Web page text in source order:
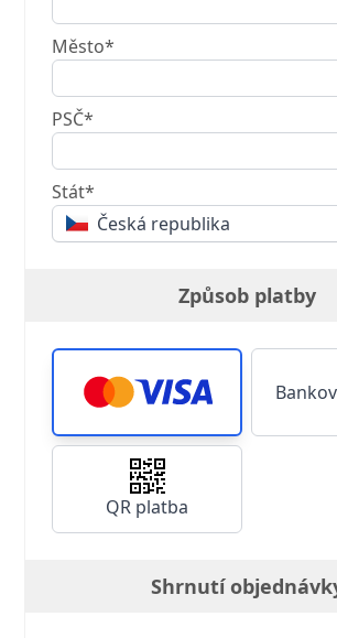
Město*
PSČ*
Stát*
Česká republika
Způsob platby
QR platba
Shrnutí